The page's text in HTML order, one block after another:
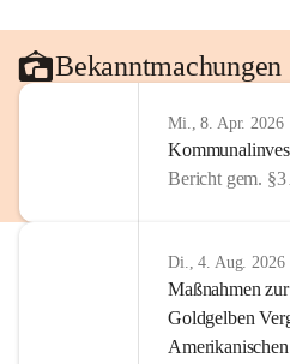
Bekanntmachungen
Mi., 8. Apr. 2026
Bericht gem.
Di., 4. Aug. 2026
Maßnahmen
Goldgelben